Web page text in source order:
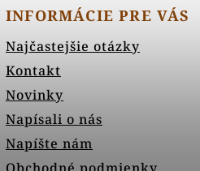
INFORMÁCIE PRE VÁS
Najčastejšie otázky
Kontakt
Novinky
Napísali o nás
Napíšte nám